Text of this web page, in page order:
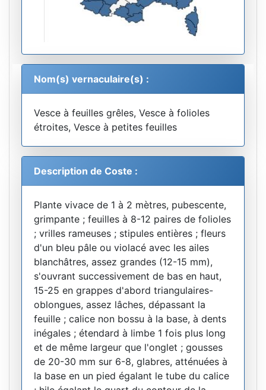
Nom(s) vernaculaire(s) :
Vesce à feuilles grêles, Vesce à folioles
étroites, Vesce à petites feuilles
Description de Coste :
Plante vivace de 1 à 2 mètres, pubescente,
grimpante ; feuilles à 8-12 paires de folioles
; vrilles rameuses ; stipules entières ; fleurs
d'un bleu pâle ou violacé avec les ailes
blanchâtres, assez grandes (12-15 mm),
s'ouvrant successivement de bas en haut,
15-25 en grappes d'abord triangulaires-
oblongues, assez lâches, dépassant la
feuille ; calice non bossu à la base, à dents
inégales ; étendard à limbe 1 fois plus long
et de même largeur que l'onglet ; gousses
de 20-30 mm sur 6-8, glabres, atténuées à
la base en un pied égalant le tube du calice